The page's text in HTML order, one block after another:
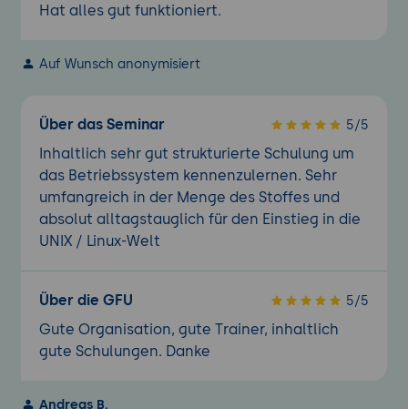
Hat alles gut funktioniert.
Auf Wunsch anonymisiert
Über das Seminar 5/5
Inhaltlich sehr gut strukturierte Schulung um
das Betriebssystem kennenzulernen. Sehr
umfangreich in der Menge des Stoffes und
absolut alltagstauglich für den Einstieg in die
UNIX / Linux-Welt
Über die GFU 5/5
Gute Organisation, gute Trainer, inhaltlich
gute Schulungen. Danke
Andreas B.